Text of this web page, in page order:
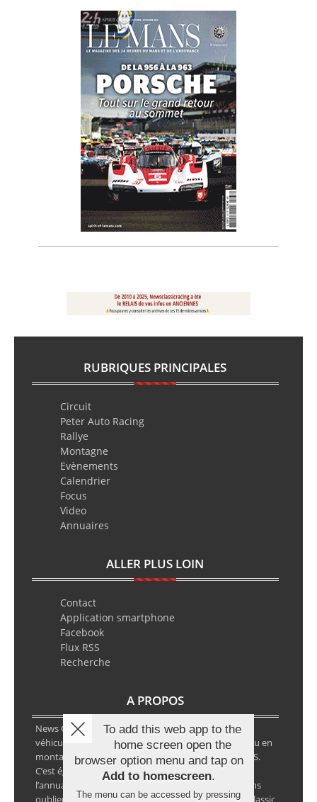
RUBRIQUES PRINCIPALES
Circuit
Peter Auto Racing
Rallye
Montagne
Evènements
Calendrier
Focus
Video
Annuaires
ALLER PLUS LOIN
Contact
Application smartphone
Facebook
Flux RSS
Recherche
A PROPOS
News Classic Racing est le portail de l’actualité du
véhicule historique. Que ce soit en circuit, en rallye ou en
montagne, vous y retrouverez les infos VHC ou VHRS.
C’est également le calendrier des épreuves ainsi que
l’annuaire des spécialistes de la voiture ancienne, sans
oublier les petites annonces avec notre partenaire Classic
To add this web app to the
home screen open the
browser option menu and tap on
Add to homescreen.
The menu can be accessed by pressing